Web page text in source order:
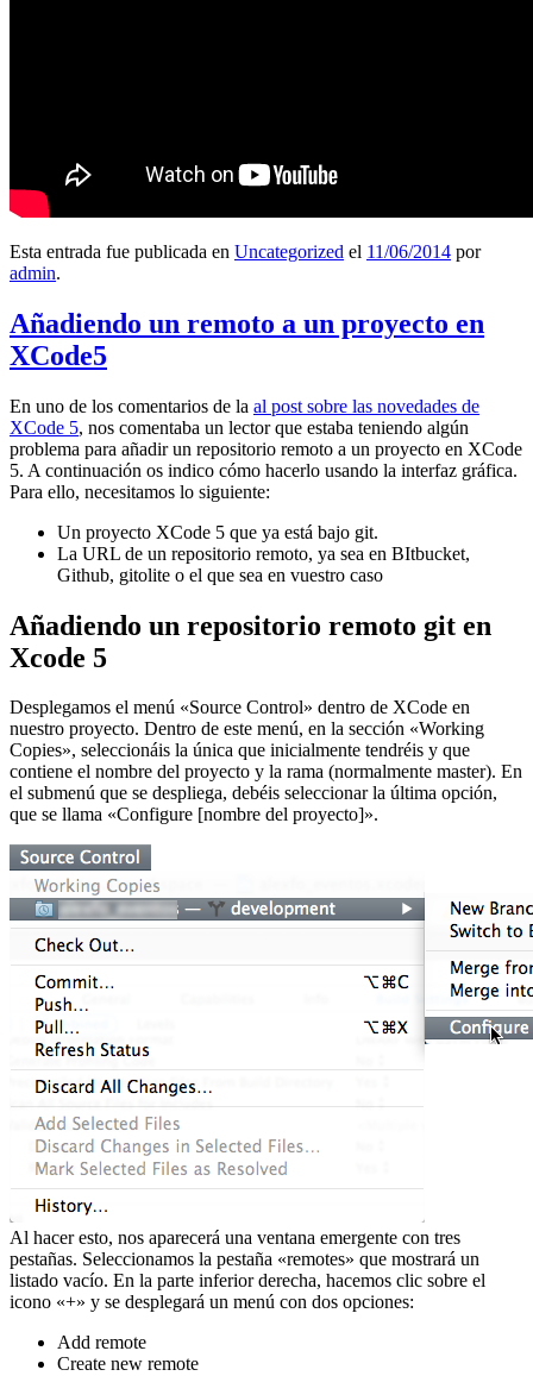
Esta entrada fue publicada en Uncategorized el 11/06/2014 por
admin.
Añadiendo un remoto a un proyecto en
XCode5
En uno de los comentarios de la al post sobre las novedades de
XCode 5, nos comentaba un lector que estaba teniendo algún
problema para añadir un repositorio remoto a un proyecto en XCode
5. A continuación os indico cómo hacerlo usando la interfaz gráfica.
Para ello, necesitamos lo siguiente:
Un proyecto XCode 5 que ya está bajo git.
La URL de un repositorio remoto, ya sea en BItbucket,
Github, gitolite o el que sea en vuestro caso
Añadiendo un repositorio remoto git en
Xcode 5
Desplegamos el menú «Source Control» dentro de XCode en
nuestro proyecto. Dentro de este menú, en la sección «Working
Copies», seleccionáis la única que inicialmente tendréis y que
contiene el nombre del proyecto y la rama (normalmente master). En
el submenú que se despliega, debéis seleccionar la última opción,
que se llama «Configure [nombre del proyecto]».
Al hacer esto, nos aparecerá una ventana emergente con tres
pestañas. Seleccionamos la pestaña «remotes» que mostrará un
listado vacío. En la parte inferior derecha, hacemos clic sobre el
icono «+» y se desplegará un menú con dos opciones:
Add remote
Create new remote